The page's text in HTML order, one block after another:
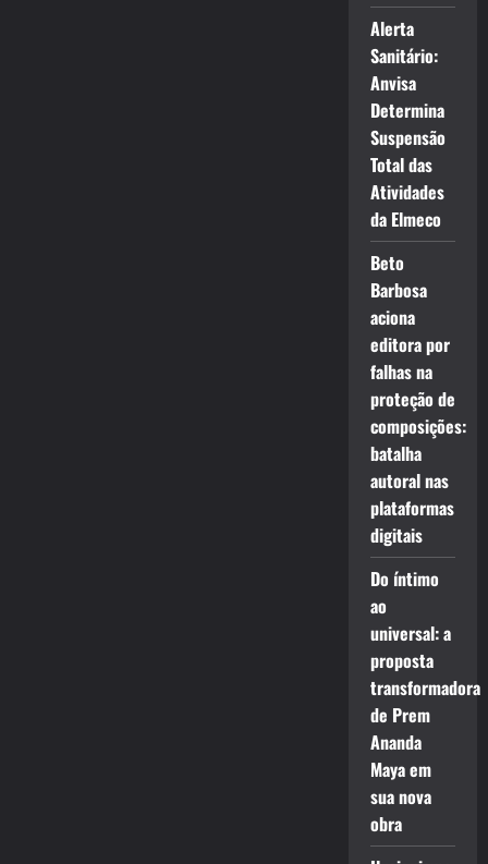
Alerta
Sanitário:
Anvisa
Determina
Suspensão
Total das
Atividades
da Elmeco
Beto
Barbosa
aciona
editora por
falhas na
proteção de
composições:
batalha
autoral nas
plataformas
digitais
Do íntimo
ao
universal: a
proposta
transformadora
de Prem
Ananda
Maya em
sua nova
obra